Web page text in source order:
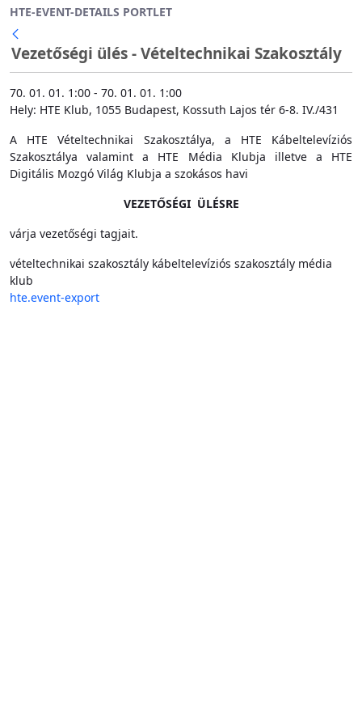
Ugrás a fő tartalomhoz
HTE-EVENT-DETAILS PORTLET
Vezetőségi ülés - Vételtechnikai Szakosztály
70. 01. 01. 1:00 - 70. 01. 01. 1:00
Hely: HTE Klub, 1055 Budapest, Kossuth Lajos tér 6-8. IV./431
A HTE Vételtechnikai Szakosztálya, a HTE Kábeltelevíziós
Szakosztálya valamint a HTE Média Klubja illetve a HTE
Digitális Mozgó Világ Klubja a szokásos havi
VEZETŐSÉGI ÜLÉSRE
várja vezetőségi tagjait.
vételtechnikai szakosztály kábeltelevíziós szakosztály média
klub
hte.event-export